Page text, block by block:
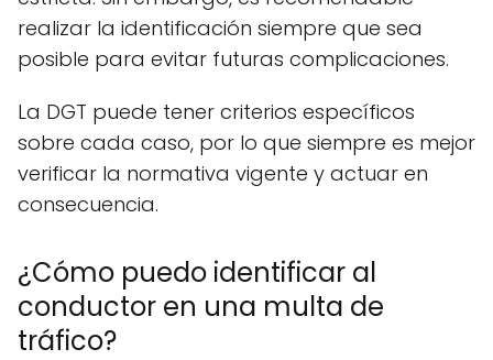
realizar la identificación siempre que sea
posible para evitar futuras complicaciones.
La DGT puede tener criterios específicos
sobre cada caso, por lo que siempre es mejor
verificar la normativa vigente y actuar en
consecuencia.
¿Cómo puedo identificar al
conductor en una multa de
tráfico?